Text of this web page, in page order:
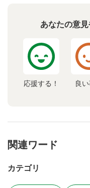
あなたの意
応援する！ 良
関連ワード
カテゴリ